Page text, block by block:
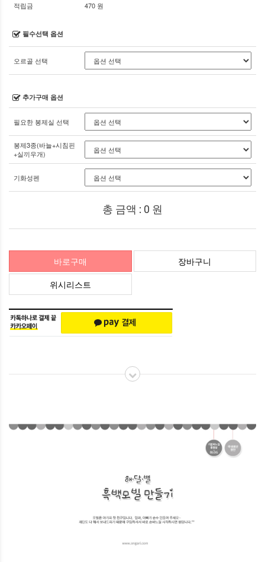
적립금 470 원
필수선택 옵션
오르골 선택
추가구매 옵션
필요한 봉제실 선택
봉제3종(바늘+시침핀
+실끼우개)
기화성펜
총 금액 : 0 원
바로구매
장바구니
위시리스트